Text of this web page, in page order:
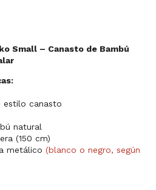
Small – Canasto de Bambú
estilo canasto
natural
(150 cm)
metálico (blanco o negro, según